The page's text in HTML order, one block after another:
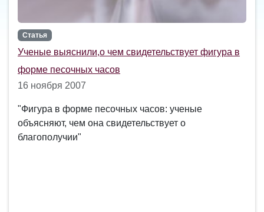
Статья
Ученые выяснили,о чем свидетельствует фигура в
форме песочных часов
16 ноября 2007
"Фигура в форме песочных часов: ученые
объясняют, чем она свидетельствует о
благополучии"